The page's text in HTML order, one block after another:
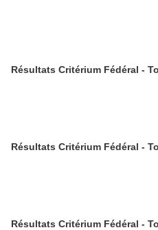
Résultats Critérium Fédéral -
Résultats Critérium Fédéral -
Résultats Critérium Fédéral -